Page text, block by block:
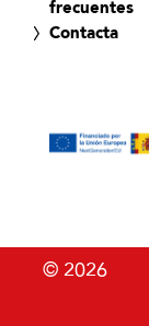
frecuentes
Contacta
© 2026